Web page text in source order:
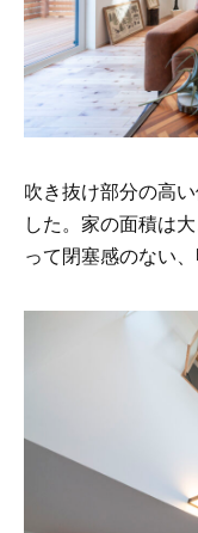
吹き抜け部分の高
した。家の面積は
って閉塞感のない